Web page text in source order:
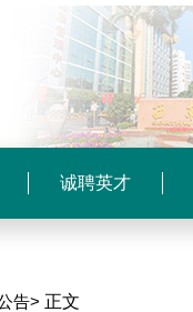
诚聘英才
告> 正文